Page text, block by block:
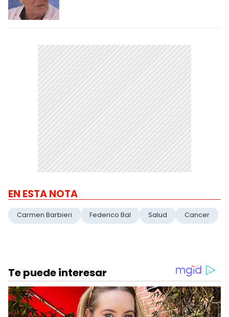
EN ESTA NOTA
Carmen Barbieri Federico Bal Salud Cancer